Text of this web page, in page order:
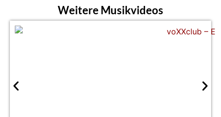
Weitere Musikvideos